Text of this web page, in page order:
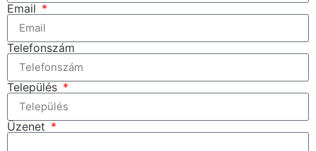
Email
Telefonszám
Település
Üzenet